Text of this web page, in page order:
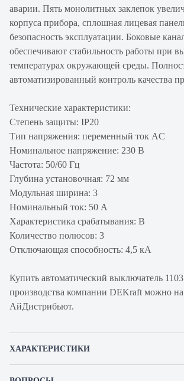
аварии. Пять монолитных заклепок
корпуса прибора, сплошная лицевая
безопасность эксплуатации. Боковые
обеспечивают стабильность работы при
температурах окружающей среды.
автоматизированный контроль качества
Технические характеристики:
Степень защиты: IP20
Тип напряжения: переменный ток AC
Номинальное напряжение: 230 В
Частота: 50/60 Гц
Глубина установочная: 72 мм
Модульная ширина: 3
Номинальный ток: 50 А
Характеристика срабатывания: B
Количество полюсов: 3
Отключающая способность: 4,5 кА
Купить автоматический выключатель
производства компании DEKraft можно на
АйДистрибьют.
ХАРАКТЕРИСТИКИ